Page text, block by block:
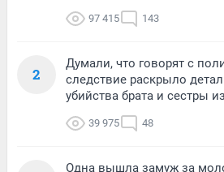
97 415 143
2
Думали, что говорят с
следствие раскрыло
убийства брата и сестры
39 975 48
Одна вышла замуж за